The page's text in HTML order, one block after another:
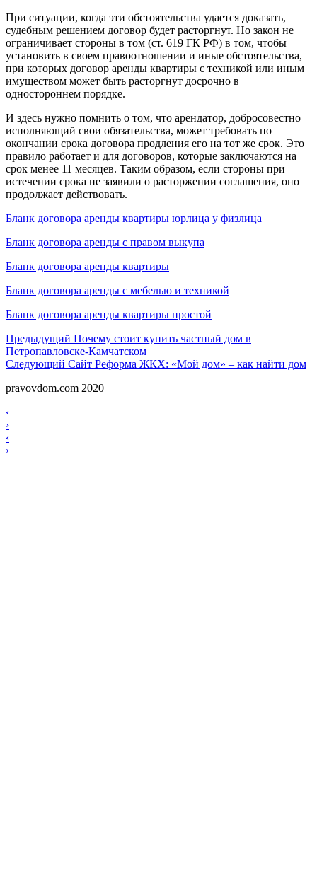
При ситуации, когда эти обстоятельства удается доказать,
судебным решением договор будет расторгнут. Но закон не
ограничивает стороны в том (ст. 619 ГК РФ) в том, чтобы
установить в своем правоотношении и иные обстоятельства,
при которых договор аренды квартиры с техникой или иным
имуществом может быть расторгнут досрочно в
одностороннем порядке.
И здесь нужно помнить о том, что арендатор, добросовестно
исполняющий свои обязательства, может требовать по
окончании срока договора продления его на тот же срок. Это
правило работает и для договоров, которые заключаются на
срок менее 11 месяцев. Таким образом, если стороны при
истечении срока не заявили о расторжении соглашения, оно
продолжает действовать.
Бланк договора аренды квартиры юрлица у физлица
Бланк договора аренды с правом выкупа
Бланк договора аренды квартиры
Бланк договора аренды с мебелью и техникой
Бланк договора аренды квартиры простой
Навигация
по
Предыдущий Предыдущий
Почему стоит купить частный дом в
Петропавловске-Камчатском
Следующий Следующий
Сайт Реформа ЖКХ: «Мой дом» – как найти дом
pravovdom.com 2020
Scroll
Up
Навигация
по
записям
‹
›
Навигация
по
‹
›